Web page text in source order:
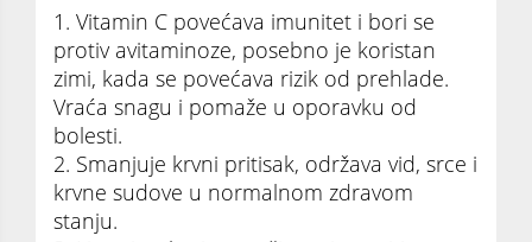
1. Vitamin C povećava imunitet i bori se
protiv avitaminoze, posebno je koristan
zimi, kada se povećava rizik od prehlade.
Vraća snagu i pomaže u oporavku od
bolesti.
2. Smanjuje krvni pritisak, održava vid, srce i
krvne sudove u normalnom zdravom
stanju.